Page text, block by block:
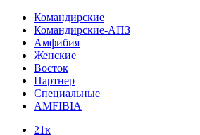
Командирские
Командирские-АПЗ
Амфибия
Женские
Восток
Партнер
Специальные
AMFIBIA
21к